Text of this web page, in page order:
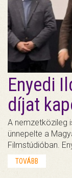
Enyedi
díjat
A nemzetközileg
ünnepelte a
Filmstúdióban.
TOVÁBB